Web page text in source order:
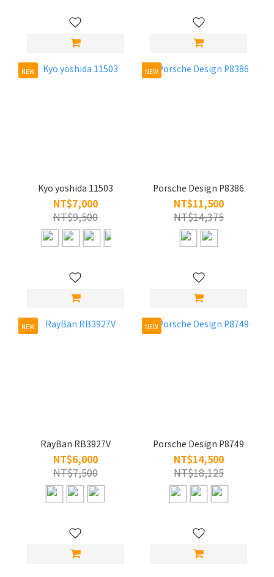
NEW
Kyo yoshida 11503
NT$7,000
NT$9,500
NEW
Porsche Design P8386
NT$11,500
NT$14,375
NEW
RayBan RB3927V
NT$6,000
NT$7,500
NEW
Porsche Design P8749
NT$14,500
NT$18,125